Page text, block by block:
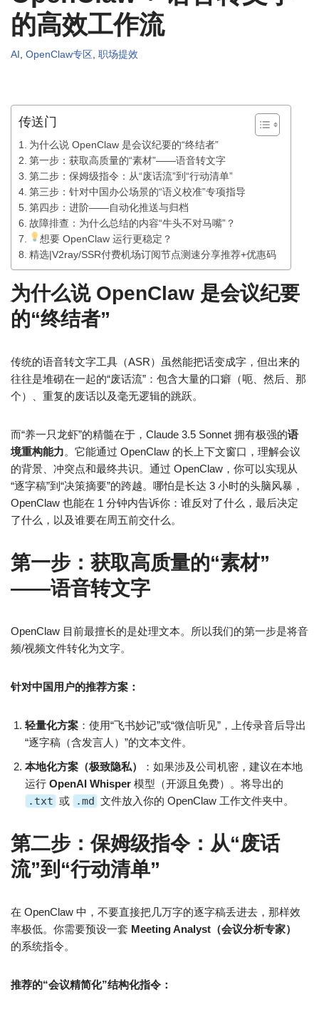
的高效工作流
AI , OpenClaw专区 , 职场提效
传送门
为什么说 OpenClaw 是会议纪要的“终结者”
第一步：获取高质量的“素材”——语音转文字
第二步：保姆级指令：从“废话流”到“行动清单”
第三步：针对中国办公场景的“语义校准”专项指导
第四步：进阶——自动化推送与归档
故障排查：为什么总结的内容“牛头不对马嘴”？
想要 OpenClaw 运行更稳定？
精选|V2ray/SSR付费机场订阅节点测速分享推荐+优惠码
为什么说 OpenClaw 是会议纪要
的“终结者”
传统的语音转文字工具（ASR）虽然能把话变成字，但出来的
往往是堆砌在一起的“废话流”：包含大量的口癖（呃、然后、那
个）、重复的废话以及毫无逻辑的跳跃。
而“养一只龙虾”的精髓在于，Claude 3.5 Sonnet 拥有极强的语
境重构能力。它能通过 OpenClaw 的长上下文窗口，理解会议
的背景、冲突点和最终共识。通过 OpenClaw，你可以实现从
“逐字稿”到“决策摘要”的跨越。哪怕是长达 3 小时的头脑风暴，
OpenClaw 也能在 1 分钟内告诉你：谁反对了什么，最后决定
了什么，以及谁要在周五前交什么。
第一步：获取高质量的“素材”
——语音转文字
OpenClaw 目前最擅长的是处理文本。所以我们的第一步是将音
频/视频文件转化为文字。
针对中国用户的推荐方案：
轻量化方案 ：使用“飞书妙记”或“微信听见”，上传录音后导出
“逐字稿（含发言人）”的文本文件。
本地化方案（极致隐私）
：如果涉及公司机密，建议在本地
运行 OpenAI Whisper 模型（开源且免费）。将导出的
.txt 或 .md 文件放入你的 OpenClaw 工作文件夹中。
第二步：保姆级指令：从“废话
流”到“行动清单”
在 OpenClaw 中，不要直接把几万字的逐字稿丢进去，那样效
率极低。你需要预设一套 Meeting Analyst（会议分析专家）
的系统指令。
推荐的“会议精简化”结构化指令：